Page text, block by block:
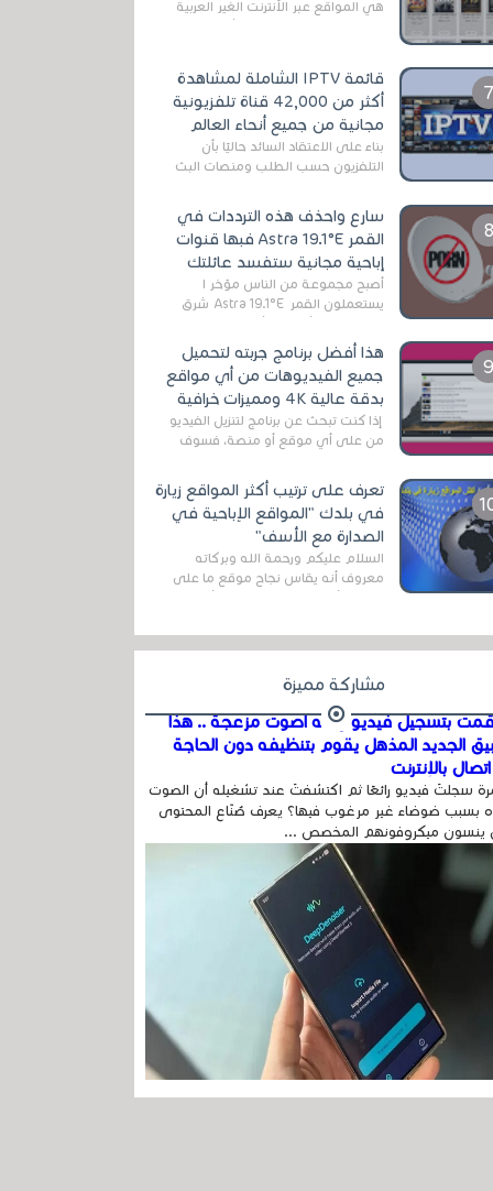
هي المواقع عبر الأنترنت الغير العربية
التي تقدم خدمة تحميل الأفلام على
قائمة IPTV الشاملة لمشاهدة
أكثر من 42,000 قناة تلفزيونية
مجانية من جميع أنحاء العالم
بناءً على الاعتقاد السائد حاليًا بأن
التلفزيون حسب الطلب ومنصات البث
سارع واحذف هذه الترددات في
القمر Astra 19.1°E فبها قنوات
إباحية مجانية ستفسد عائلتك
أصبح مجموعة من الناس مؤخر ا
يستعملون القمر Astra 19.1°E شرق
وذلك بسبب أن هذا الأخير يتوفرعلى
قنوات مميزة جدا تنقل العديد من البرامج
اله...
هذا أفضل برنامج جربته لتحميل
جميع الفيديوهات من أي مواقع
بدقة عالية 4K ومميزات خرافية
إذا كنت تبحث عن برنامج لتنزيل الفيديو
من على أي موقع أو منصة، فسوف
الخاصة بالبرامج والتطبيقات في هذا
المج...
تعرف على ترتيب أكثر المواقع زيارة
في بلدك "المواقع الإباحية في
الصدارة مع الأسف"
السلام عليكم ورحمة الله وبركاته
معروف أنه يقاس نجاح موقع ما على
في...
مشاركة مميزة
بتسجيل فيديو وفيه أصوت مزعجة .. هذا
الجديد المذهل يقوم بتنظيفه دون الحاجة
بالإنترنت
سجلتَ فيديو رائعًا ثم اكتشفتَ عند تشغيله أن الصوت
بسبب ضوضاء غير مرغوب فيها؟ يعرف صُنّاع المحتوى
ينسون ميكروفونهم المخصص ...